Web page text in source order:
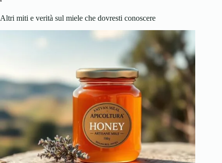
Altri miti e verità sul miele che dovresti conoscere